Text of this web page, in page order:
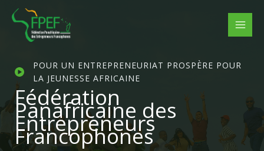
contenu
POUR UN ENTREPRENEURIAT PROSPÈRE POUR
LA JEUNESSE AFRICAINE
Fédération
Panafricaine des
Entrepreneurs
Francophones